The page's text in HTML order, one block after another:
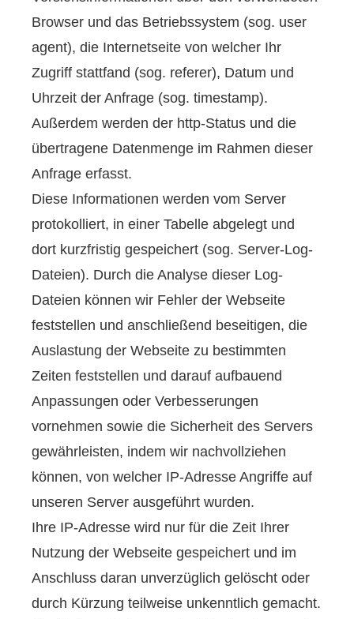
Browser und das Betriebssystem (sog. user
agent), die Internetseite von welcher Ihr
Zugriff stattfand (sog. referer), Datum und
Uhrzeit der Anfrage (sog. timestamp).
Außerdem werden der http-Status und die
übertragene Datenmenge im Rahmen dieser
Anfrage erfasst.
Diese Informationen werden vom Server
protokolliert, in einer Tabelle abgelegt und
dort kurzfristig gespeichert (sog. Server-Log-
Dateien). Durch die Analyse dieser Log-
Dateien können wir Fehler der Webseite
feststellen und anschließend beseitigen, die
Auslastung der Webseite zu bestimmten
Zeiten feststellen und darauf aufbauend
Anpassungen oder Verbesserungen
vornehmen sowie die Sicherheit des Servers
gewährleisten, indem wir nachvollziehen
können, von welcher IP-Adresse Angriffe auf
unseren Server ausgeführt wurden.
Ihre IP-Adresse wird nur für die Zeit Ihrer
Nutzung der Webseite gespeichert und im
Anschluss daran unverzüglich gelöscht oder
durch Kürzung teilweise unkenntlich gemacht.